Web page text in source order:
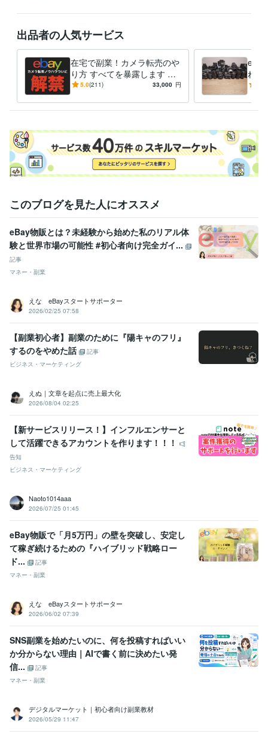
出品者の人気サービス
在宅で副業！カメラ転売のや
り方 すべてを暴露します 円
安の今、輸出がアツい 初歩
細解説
5.0(211) 33,000 円
れ筋
ラの
ます
このブログを見た人にオススメ
eBay物販とは？未経験から始めた私のリアル体
験と世界市場の可能性 #初心者向け完全ガイ...
記事
マネー・副業
えな eBayスタートサポーター
2026/02/25 07:58
【副業初心者】副業のために『陽キャのフリ』
するのをやめた話
記事
ビジネス・マーケティング
えぬ｜文章を起点に売上最大化
2026/08/04 02:25
【新サービスリリース！】インフルエンサーと
して活躍できるアカウントを作ります！！！
告知
ビジネス・マーケティング
Naoto1014aaa
2026/07/25 01:45
eBay物販で「月5万円」の壁を突破し、安定し
て稼ぎ続けるための『ハイブリッド戦略ロー
ド...
記事
マネー・副業
えな eBayスタートサポーター
2026/06/02 07:39
SNS副業を始めたいのに、何を投稿すればいい
か分からない理由｜AIで書く前に決めたい発
信...
記事
マネー・副業
デジタルマーケット｜初心者向け副業教材
2026/05/29 11:47